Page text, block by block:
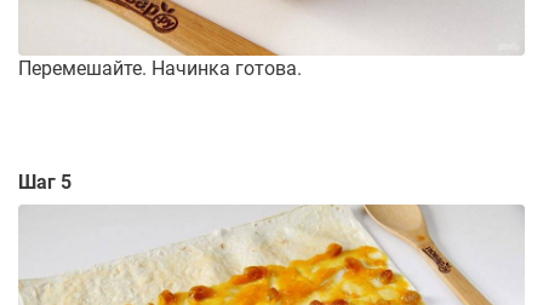
Перемешайте. Начинка готова.
Шаг 5